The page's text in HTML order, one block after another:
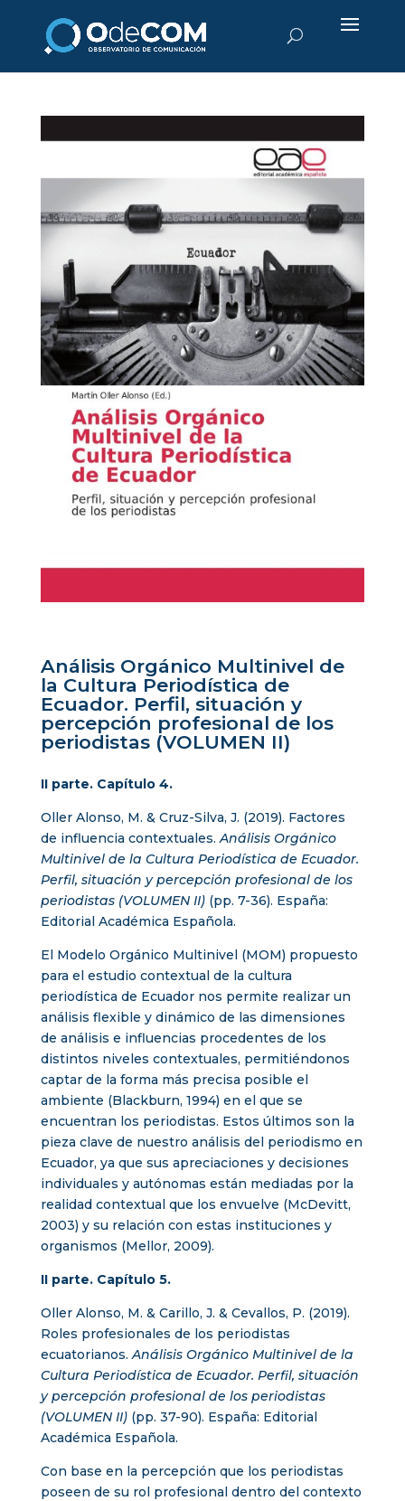
Análisis Orgánico Multinivel de
la Cultura Periodística de
Ecuador. Perfil, situación y
percepción profesional de los
periodistas (VOLUMEN II)
II parte. Capítulo 4.
Oller Alonso, M. & Cruz-Silva, J. (2019). Factores
de influencia contextuales. Análisis Orgánico
Multinivel de la Cultura Periodística de Ecuador.
Perfil, situación y percepción profesional de los
periodistas (VOLUMEN II)(pp. 7-36). España:
Editorial Académica Española.
El Modelo Orgánico Multinivel (MOM) propuesto
para el estudio contextual de la cultura
periodística de Ecuador nos permite realizar un
análisis flexible y dinámico de las dimensiones
de análisis e influencias procedentes de los
distintos niveles contextuales, permitiéndonos
captar de la forma más precisa posible el
ambiente (Blackburn, 1994) en el que se
encuentran los periodistas. Estos últimos son la
pieza clave de nuestro análisis del periodismo en
Ecuador, ya que sus apreciaciones y decisiones
individuales y autónomas están mediadas por la
realidad contextual que los envuelve (McDevitt,
2003) y su relación con estas instituciones y
organismos (Mellor, 2009).
II parte. Capítulo 5.
Oller Alonso, M. & Carillo, J. & Cevallos, P. (2019).
Roles profesionales de los periodistas
ecuatorianos. Análisis Orgánico Multinivel de la
Cultura Periodística de Ecuador. Perfil, situación
y percepción profesional de los periodistas
(VOLUMEN II)(pp. 37-90). España: Editorial
Académica Española.
Con base en la percepción que los periodistas
poseen de su rol profesional dentro del contexto